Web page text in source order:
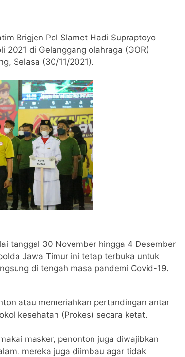
Brigjen Pol Slamet Hadi Supraptoyo
2021 di Gelanggang olahraga (GOR)
Selasa (30/11/2021).
tanggal 30 November hingga 4 Desember
Jawa Timur ini tetap terbuka untuk
di tengah masa pandemi Covid-19.
atau memeriahkan pertandingan antar
kesehatan (Prokes) secara ketat.
masker, penonton juga diwajibkan
mereka juga diimbau agar tidak